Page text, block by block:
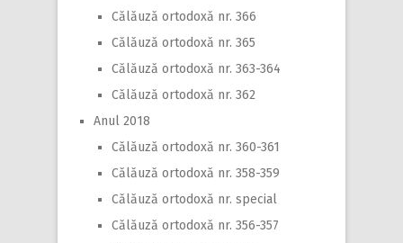
Călăuză ortodoxă nr. 366
Călăuză ortodoxă nr. 365
Călăuză ortodoxă nr. 363-364
Călăuză ortodoxă nr. 362
Anul 2018
Călăuză ortodoxă nr. 360-361
Călăuză ortodoxă nr. 358-359
Călăuză ortodoxă nr. special
Călăuză ortodoxă nr. 356-357